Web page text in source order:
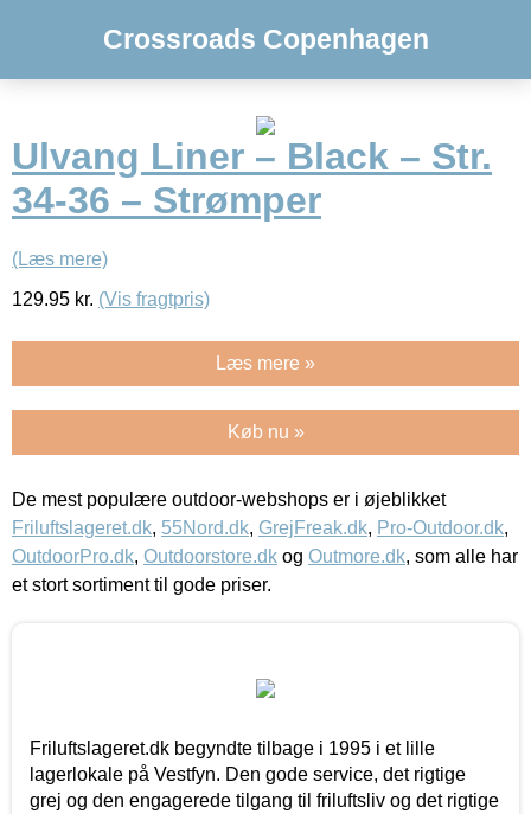
Crossroads Copenhagen
Ulvang Liner – Black – Str.
34-36 – Strømper
(Læs mere)
129.95 kr. (Vis fragtpris)
Læs mere »
Køb nu »
De mest populære outdoor-webshops er i øjeblikket
Friluftslageret.dk, 55Nord.dk, GrejFreak.dk, Pro-Outdoor.dk,
OutdoorPro.dk, Outdoorstore.dk og Outmore.dk, som alle har
et stort sortiment til gode priser.
Friluftslageret.dk begyndte tilbage i 1995 i et lille
lagerlokale på Vestfyn. Den gode service, det rigtige
grej og den engagerede tilgang til friluftsliv og det rigtige